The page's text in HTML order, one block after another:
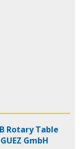
Rotary Table
GmbH